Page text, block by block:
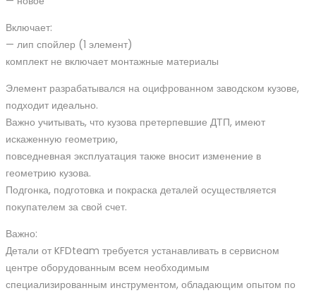
Включает:
— лип спойлер (1 элемент)
комплект не включает монтажные материалы
Элемент разрабатывался на оцифрованном заводском кузове,
подходит идеально.
Важно учитывать, что кузова претерпевшие ДТП, имеют
искаженную геометрию,
повседневная эксплуатация также вносит изменение в
геометрию кузова.
Подгонка, подготовка и покраска деталей осуществляется
покупателем за свой счет.
Важно:
Детали от KFDteam требуется устанавливать в сервисном
центре оборудованным всем необходимым
специализированным инструментом, обладающим опытом по